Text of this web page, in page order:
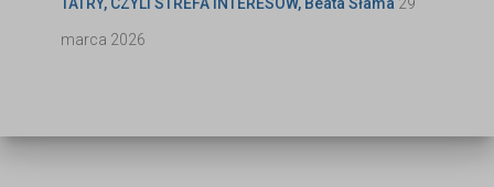
TATRY, CZYLI STREFA INTERESÓW, Beata Słama 29
marca 2026